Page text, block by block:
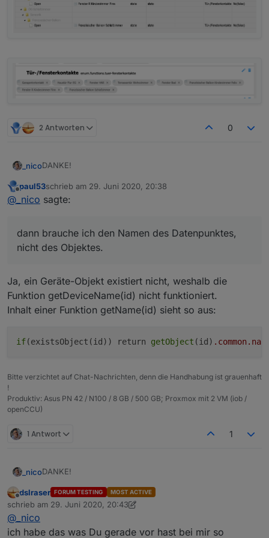
2 Antworten 0
_nicoDANKE!
Hmm, dann brauche ich den Namen des Datenpunktes,
nicht des Objektes.
Offline
paul53schrieb am 29. Juni 2020, 20:38
zuletzt editiert von
@ _nico sagte:
dann brauche ich den Namen des Datenpunktes,
nicht des Objektes.
Ja, ein Geräte-Objekt existiert nicht, weshalb die
Funktion getDeviceName(id) nicht funktioniert.
Inhalt einer Funktion getName(id) sieht so aus:
if(existsObject(id)) return getObject (id) .common
Bitte verzichtet auf Chat-Nachrichten, denn die Handhabung ist grauenhaft
!
Produktiv: Asus PN 42 / N100 / 8 GB / 500 GB; Proxmox mit 2 VM (iob /
openCCU)
1 Antwort 1
_nicoDANKE!
Hmm, dann brauche ich den Namen des Datenpunktes,
nicht des Objektes.
Offline
dslraser FORUM TESTING MOST ACTIVE
schrieb am 29. Juni 2020, 20:43
zuletzt editiert von dslraser
@ _nico
ich habe das was Du gerade vor hast bei mir so